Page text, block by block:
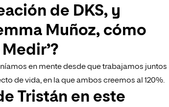
de DKS, y
Muñoz, cómo
en mente desde que trabajamos juntos
de vida, en la que ambos creemos al 120%.
Tristán en este